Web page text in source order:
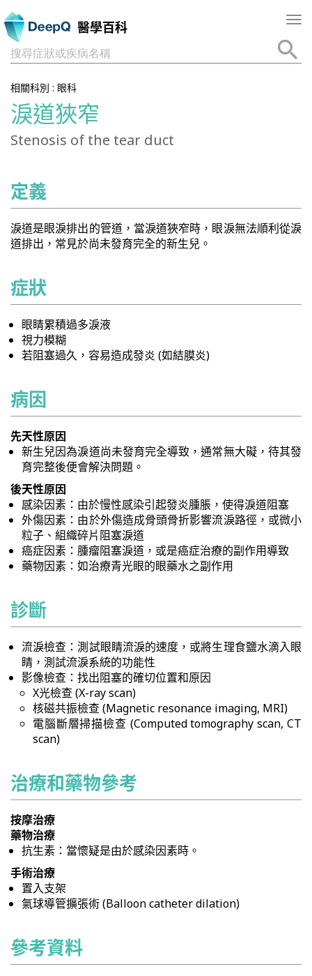
醫學百科
搜尋症狀或疾病名稱
相關科別 : 眼科
淚道狹窄
Stenosis of the tear duct
定義
淚道是眼淚排出的管道，當淚道狹窄時，眼淚無法順利從淚
道排出，常見於尚未發育完全的新生兒。
症狀
眼睛累積過多淚液
視力模糊
若阻塞過久，容易造成發炎 (如結膜炎)
病因
先天性原因
新生兒因為淚道尚未發育完全導致，通常無大礙，待其發
育完整後便會解決問題。
後天性原因
感染因素：由於慢性感染引起發炎腫脹，使得淚道阻塞
外傷因素：由於外傷造成骨頭骨折影響流淚路徑，或微小
粒子、組織碎片阻塞淚道
癌症因素：腫瘤阻塞淚道，或是癌症治療的副作用導致
藥物因素：如治療青光眼的眼藥水之副作用
診斷
流淚檢查：測試眼睛流淚的速度，或將生理食鹽水滴入眼
睛，測試流淚系統的功能性
影像檢查：找出阻塞的確切位置和原因
X光檢查 (X-ray scan)
核磁共振檢查 (Magnetic resonance imaging, MRI)
電腦斷層掃描檢查 (Computed tomography scan, CT
scan)
治療和藥物參考
按摩治療
藥物治療
抗生素：當懷疑是由於感染因素時。
手術治療
置入支架
氣球導管擴張術 (Balloon catheter dilation)
參考資料